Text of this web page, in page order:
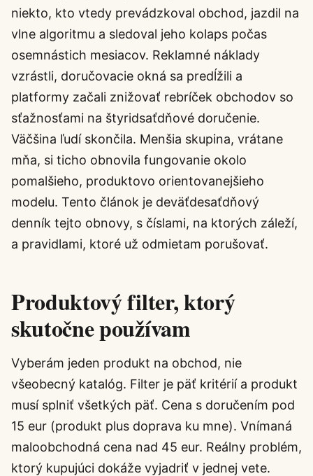
niekto, kto vtedy prevádzkoval obchod, jazdil na
vlne algoritmu a sledoval jeho kolaps počas
osemnástich mesiacov. Reklamné náklady
vzrástli, doručovacie okná sa predĺžili a
platformy začali znižovať rebríček obchodov so
sťažnosťami na štyridsaťdňové doručenie.
Väčšina ľudí skončila. Menšia skupina, vrátane
mňa, si ticho obnovila fungovanie okolo
pomalšieho, produktovo orientovanejšieho
modelu. Tento článok je deväťdesaťdňový
denník tejto obnovy, s číslami, na ktorých záleží,
a pravidlami, ktoré už odmietam porušovať.
Produktový filter, ktorý
skutočne používam
Vyberám jeden produkt na obchod, nie
všeobecný katalóg. Filter je päť kritérií a produkt
musí splniť všetkých päť. Cena s doručením pod
15 eur (produkt plus doprava ku mne). Vnímaná
maloobchodná cena nad 45 eur. Reálny problém,
ktorý kupujúci dokáže vyjadriť v jednej vete.